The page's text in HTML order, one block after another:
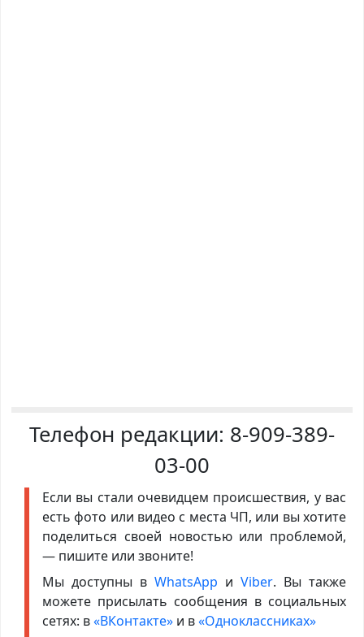
Телефон редакции: 8-909-389-
03-00
Если вы стали очевидцем происшествия, у вас
есть фото или видео с места ЧП, или вы хотите
поделиться своей новостью или проблемой,
— пишите или звоните!
Мы доступны в WhatsApp иViber. Вы также
можете присылать сообщения в социальных
сетях: в«ВКонтакте»и в«Одноклассниках»